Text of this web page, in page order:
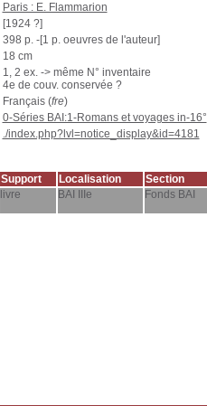
Paris : E. Flammarion
[1924 ?]
398 p. -[1 p. oeuvres de l'auteur]
18 cm
1, 2 ex. -> même N° inventaire
4e de couv. conservée ?
Français (fre)
0-Séries BAI:1-Romans et voyages in-16°
./index.php?lvl=notice_display&id=4181
Support Localisation Section
livre BAI IIIe Fonds BAI